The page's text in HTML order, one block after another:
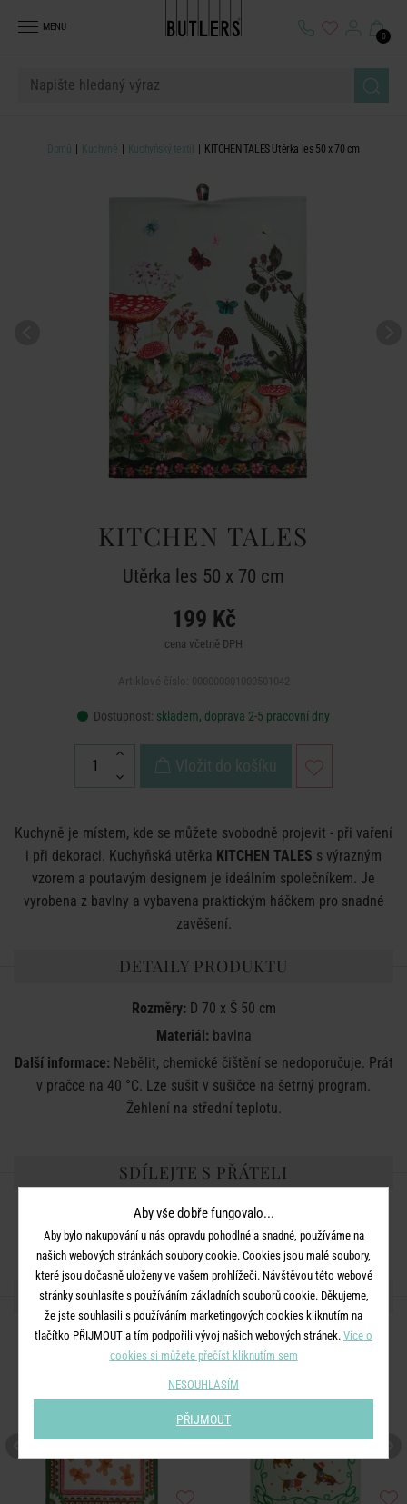
MENU
0
Domů Kuchyně Kuchyňský textil KITCHEN TALES Utěrka les 50 x 70 cm
KITCHEN TALES
Utěrka les 50 x 70 cm
199 Kč
cena včetně DPH
Dostupnost: skladem, doprava 2-5 pracovní dny
Vložit do košíku
Kuchyně je místem, kde se můžete svobodně projevit - při vaření
i při dekoraci. Kuchyňská utěrka KITCHEN TALES s výrazným
vzorem a poutavým designem je ideálním společníkem. Je
vyrobena z bavlny a vybavena praktickým háčkem pro snadné
zavěšení.
DETAILY PRODUKTU
Rozměry:D 70 x Š 50 cm
Materiál:bavlna
Další informace:Nebělit, chemické čištění se nedoporučuje. Prát
v pračce na 40 °C. Lze sušit v sušičce na šetrný program.
Žehlení na střední teplotu.
SDÍLEJTE S PŘÁTELI
DALŠÍ PRODUKTY ZE SÉRIE
Aby vše dobře fungovalo...
Aby bylo nakupování u nás opravdu pohodlné a snadné, používáme na
našich webových stránkách soubory cookie. Cookies jsou malé soubory,
které jsou dočasně uloženy ve vašem prohlížeči. Návštěvou této webové
stránky souhlasíte s používáním základních souborů cookie. Děkujeme,
že jste souhlasili s používáním marketingových cookies kliknutím na
tlačítko PŘIJMOUT a tím podpořili vývoj našich webových stránek. Více o
cookies si můžete přečíst kliknutím sem
NESOUHLASÍM
PŘIJMOUT